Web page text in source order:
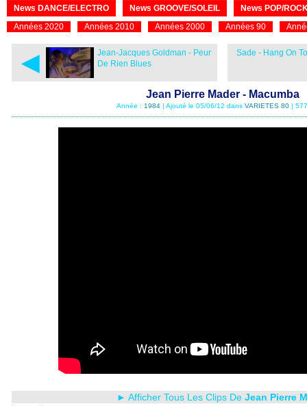
News DANCE/ELECTRO News GROOVE/SOLEIL
News POP/
Années 2020
Années 2010 Années 2000 Années 90
◄
Jean-Jacques Goldman - Peur
De Rien Blues
Sade - Hang On
Jean Pierre Mader - Macumba
Année : 1984| Ajouté le 05/06/12 dans VARIETES 80|
► Afficher Tous Les Clips De Jean Pierre